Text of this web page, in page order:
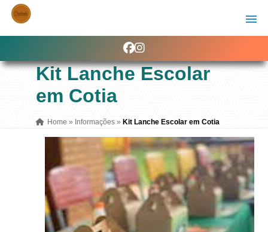
Kit Lanche Escolar
em Cotia
Home » Informações » Kit Lanche Escolar em Cotia